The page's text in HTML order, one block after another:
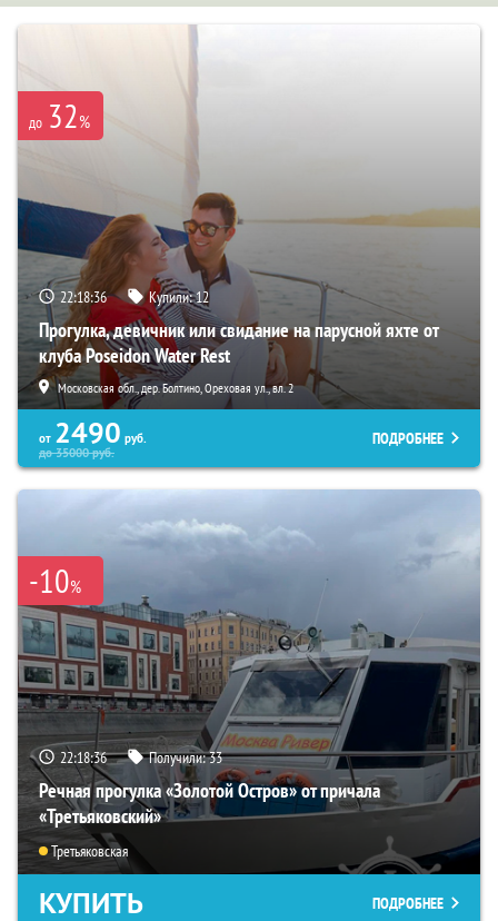
до 32%
22:18:35 Купили:12
Прогулка, девичник или свидание на парусной яхте от
клуба Poseidon Water Rest
Московская обл., дер. Болтино, Ореховая ул., вл. 2
от 2490 руб.
до35000руб.
ПОДРОБНЕЕ
-10%
22:18:35 Получили:33
Речная прогулка «Золотой Остров» от причала
«Третьяковский»
Третьяковская
КУПИТЬ ПОДРОБНЕЕ